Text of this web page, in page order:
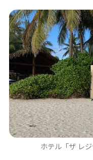
ホテル「ザ レジ